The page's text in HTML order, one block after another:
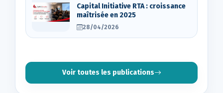
Capital Initiative RTA : croissance
maîtrisée en 2025
28/04/2026
Voir toutes les publications